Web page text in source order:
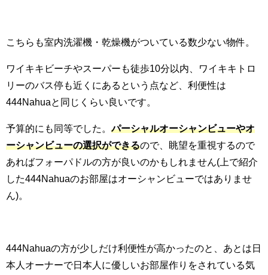
こちらも室内洗濯機・乾燥機がついている数少ない物件。
ワイキキビーチやスーパーも徒歩10分以内、ワイキキトロ
リーのバス停も近くにあるという点など、利便性は
444Nahuaと同じくらい良いです。
予算的にも同等でした。 パーシャルオーシャンビューやオ
ーシャンビューの選択ができるので、眺望を重視するので
あればフォーパドルの方が良いのかもしれません(上で紹介
した444Nahuaのお部屋はオーシャンビューではありませ
ん)。
444Nahuaの方が少しだけ利便性が高かったのと、あとは日
本人オーナーで日本人に優しいお部屋作りをされている気